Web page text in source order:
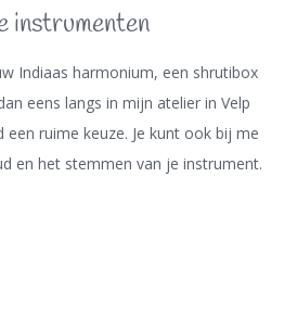
instrumenten
Indiaas harmonium, een shrutibox
eens langs in mijn atelier in Velp
een ruime keuze. Je kunt ook bij me
en het stemmen van je instrument.